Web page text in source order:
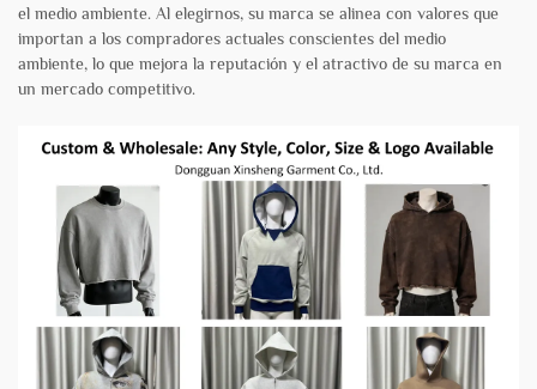
el medio ambiente. Al elegirnos, su marca se alinea con valores que
importan a los compradores actuales conscientes del medio
ambiente, lo que mejora la reputación y el atractivo de su marca en
un mercado competitivo.